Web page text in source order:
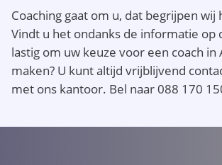
Coaching gaat om u, dat begrijpen wij
Vindt u het ondanks de informatie op
lastig om uw keuze voor een coach in
maken? U kunt altijd vrijblijvend
met ons kantoor. Bel naar 088 170